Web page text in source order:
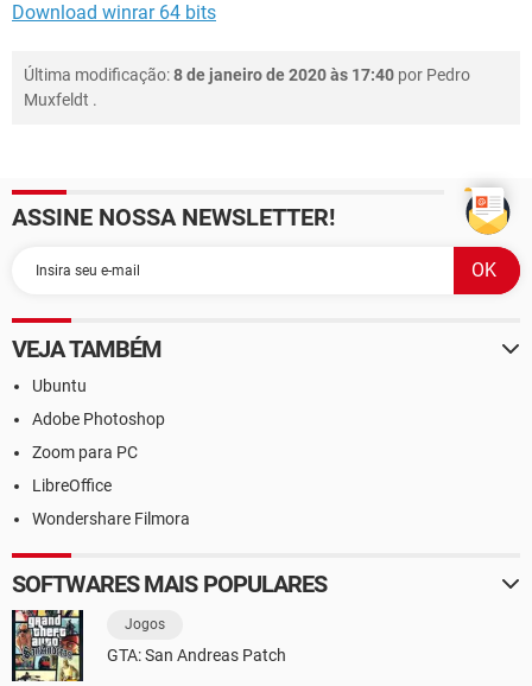
Download winrar 64 bits
Última modificação:8 de janeiro de 2020 às 17:40 por Pedro
Muxfeldt .
ASSINE NOSSA NEWSLETTER!
VEJA TAMBÉM
Ubuntu
Adobe Photoshop
Zoom para PC
LibreOffice
Wondershare Filmora
SOFTWARES MAIS POPULARES
Jogos
GTA: San Andreas Patch